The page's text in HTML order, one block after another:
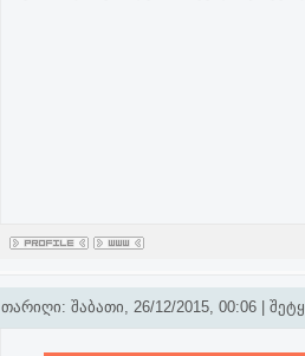
თარიღი: შაბათი, 26/12/2015, 00:06 |